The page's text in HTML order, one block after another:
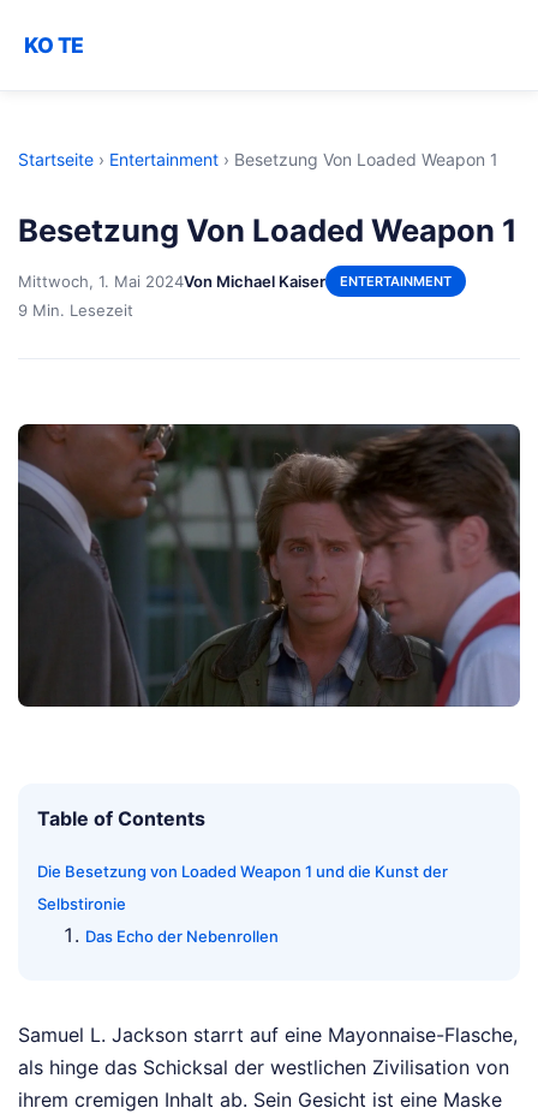
KO TE
Startseite › Entertainment › Besetzung Von Loaded Weapon 1
Besetzung Von Loaded Weapon 1
Mittwoch, 1. Mai 2024Von Michael Kaiser ENTERTAINMENT
9 Min. Lesezeit
Table of Contents
Die Besetzung von Loaded Weapon 1 und die Kunst der
Selbstironie
Das Echo der Nebenrollen
Samuel L. Jackson starrt auf eine Mayonnaise-Flasche,
als hinge das Schicksal der westlichen Zivilisation von
ihrem cremigen Inhalt ab. Sein Gesicht ist eine Maske